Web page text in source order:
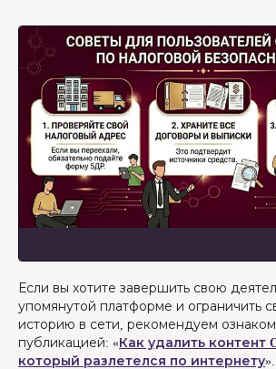
Если вы хотите завершить свою
упомянутой платформе и ограничить
историю в сети, рекомендуем
публикацией: «Как удалить контент
который разлетелся по интернету».